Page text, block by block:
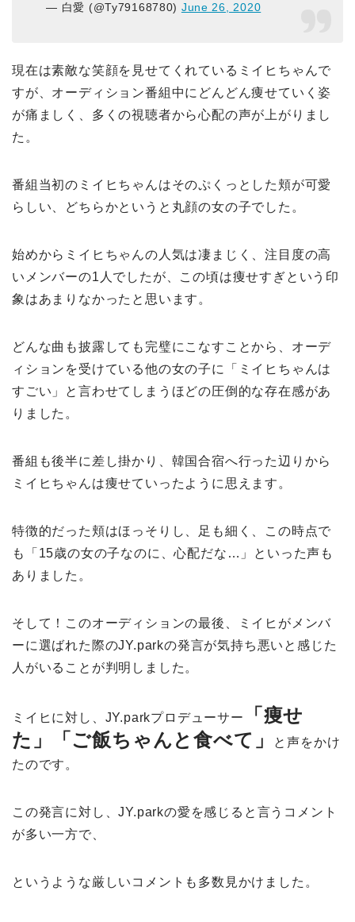
— 白愛 (@Ty79168780) June 26, 2020
現在は素敵な笑顔を見せてくれているミイヒちゃんで
すが、オーディション番組中にどんどん痩せていく姿
が痛ましく、多くの視聴者から心配の声が上がりまし
た。
番組当初のミイヒちゃんはそのぷくっとした頬が可愛
らしい、どちらかというと丸顔の女の子でした。
始めからミイヒちゃんの人気は凄まじく、注目度の高
いメンバーの1人でしたが、この頃は痩せすぎという印
象はあまりなかったと思います。
どんな曲も披露しても完璧にこなすことから、オーデ
ィションを受けている他の女の子に「ミイヒちゃんは
すごい」と言わせてしまうほどの圧倒的な存在感があ
りました。
番組も後半に差し掛かり、韓国合宿へ行った辺りから
ミイヒちゃんは痩せていったように思えます。
特徴的だった頬はほっそりし、足も細く、この時点で
も「15歳の女の子なのに、心配だな…」といった声も
ありました。
そして！このオーディションの最後、ミイヒがメンバ
ーに選ばれた際のJY.parkの発言が気持ち悪いと感じた
人がいることが判明しました。
ミイヒに対し、JY.parkプロデューサー
「痩せ
た」「ご飯ちゃんと食べて」
と声をかけ
たのです。
この発言に対し、JY.parkの愛を感じると言うコメント
が多い一方で、
というような厳しいコメントも多数見かけました。